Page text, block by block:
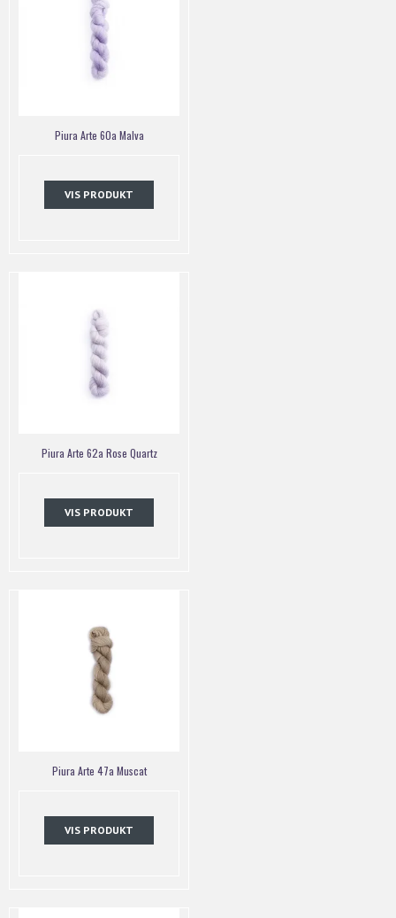
Piura Arte 60a Malva
VIS PRODUKT
Piura Arte 62a Rose Quartz
VIS PRODUKT
Piura Arte 47a Muscat
VIS PRODUKT